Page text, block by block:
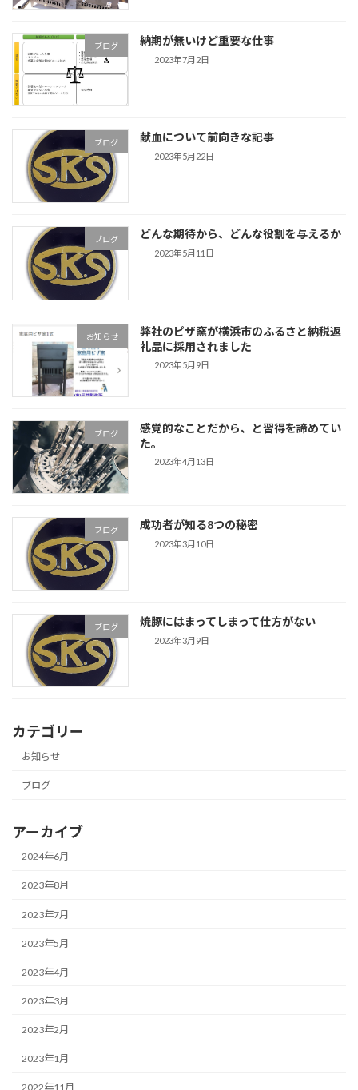
ブログ 納期が無いけど重要な仕事
2023年7月2日
ブログ 献血について前向きな記事
2023年5月22日
ブログ どんな期待から、どんな役割を与えるか
2023年5月11日
お知らせ
弊社のピザ窯が横浜市のふるさと納税返
礼品に採用されました
2023年5月9日
ブログ
感覚的なことだから、と習得を諦めてい
た。
2023年4月13日
ブログ 成功者が知る8つの秘密
2023年3月10日
ブログ 焼豚にはまってしまって仕方がない
2023年3月9日
カテゴリー
お知らせ
ブログ
アーカイブ
2024年6月
2023年8月
2023年7月
2023年5月
2023年4月
2023年3月
2023年2月
2023年1月
2022年11月